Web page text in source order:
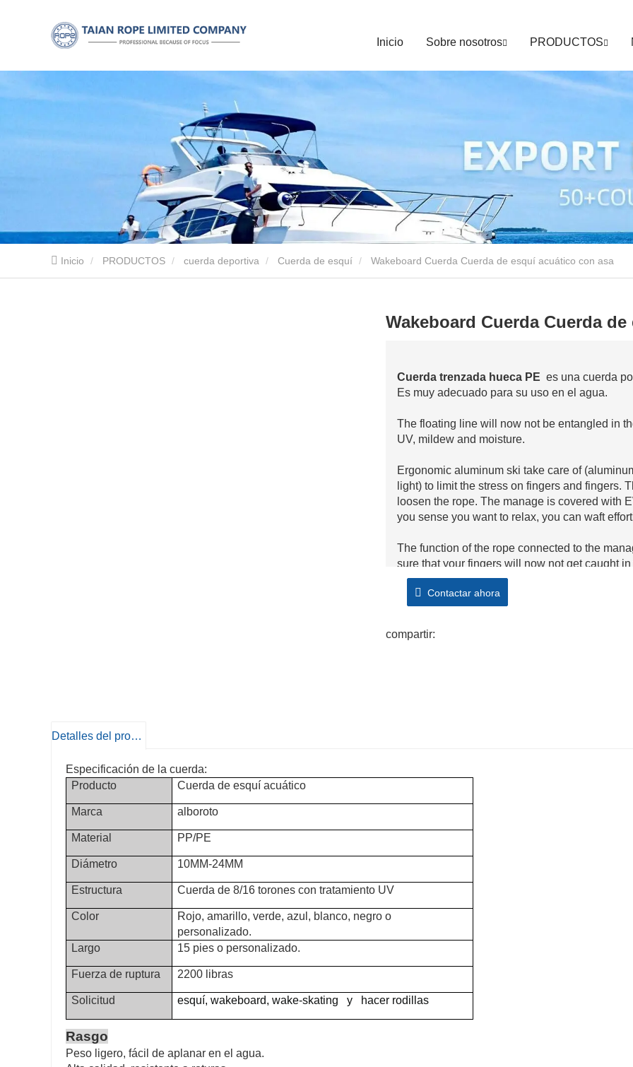
Inicio Sobre nosotros PRODUCTOS
Inicio PRODUCTOS cuerda deportiva Cuerda de esquí Wakeboard Cuerda Cuerda de esquí acuático con asa
Wakeboard Cuerda Cuerda
Cuerda trenzada hueca PE es una cuerda
Es muy adecuado para su uso en el agua.
The floating line will now not be entangled in
UV, mildew and moisture.
Ergonomic aluminum ski take care of
light) to limit the stress on fingers and fingers.
loosen the rope. The manage is covered with
you sense you want to relax, you can waft
The function of the rope connected to the
sure that your fingers will now not get caught
V-shaped deal with is greater appropriate for
requires much less skills, and feels safer.
Contactar ahora
compartir:
Detalles del producto
Especificación de la cuerda:
Producto
Cuerda de esquí acuático
Marca alboroto
Material PP/PE
Diámetro 10MM-24MM
Estructura Cuerda de 8/16 torones con tratamiento UV
Color
Rojo, amarillo, verde, azul, blanco, negro o
personalizado.
Largo
15 pies o personalizado.
Fuerza de ruptura 2200 libras
Solicitud esquí, wakeboard, wake-skating y hacer rodillas
Rasgo
Peso ligero, fácil de aplanar en el agua.